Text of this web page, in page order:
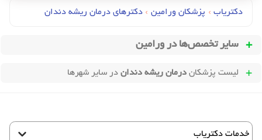
دکتریاب › پزشکان ورامین › دکترهای درمان ريشه دندان
سایر تخصص‌ها در ورامین
لیست پزشکان درمان ریشه دندان در سایر شهرها
خدمات دکتریاب